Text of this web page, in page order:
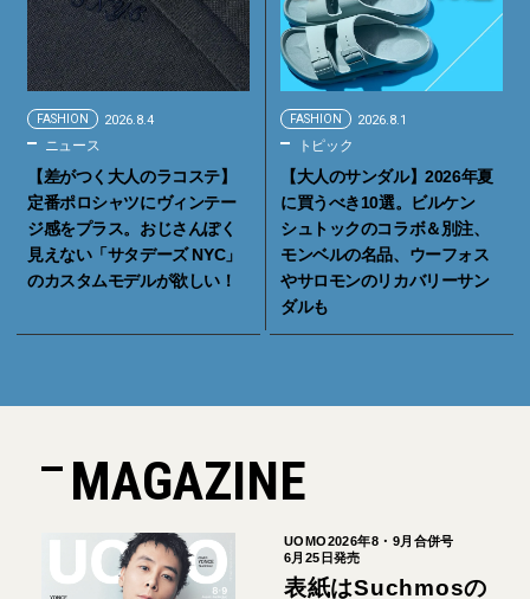
FASHION 2026.8.4
ニュース
【差がつく大人のラコステ】
定番ポロシャツにヴィンテー
ジ感をプラス。おじさんぽく
見えない「サタデーズ NYC」
のカスタムモデルが欲しい！
FASHION 2026.8.1
トピック
【大人のサンダル】2026年夏
に買うべき10選。ビルケン
シュトックのコラボ＆別注、
モンベルの名品、ウーフォス
やサロモンのリカバリーサン
ダルも
MAGAZINE
UOMO2026年8・9月合併号
6月25日発売
表紙はSuchmosの